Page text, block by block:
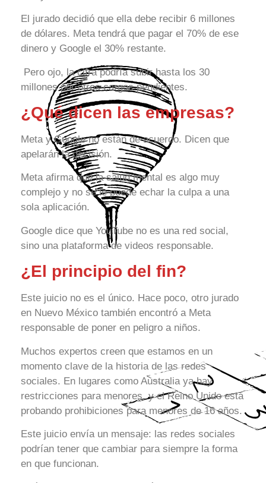
El jurado decidió que ella debe recibir 6 millones
de dólares. Meta tendrá que pagar el 70% de ese
dinero y Google el 30% restante.
Pero ojo, la cifra podría subir hasta los 30
millones por otros cargos pendientes.
¿Qué dicen las empresas?
Meta y Google no están de acuerdo. Dicen que
apelarán la decisión.
Meta afirma que la salud mental es algo muy
complejo y no se le puede echar la culpa a una
sola aplicación.
Google dice que YouTube no es una red social,
sino una plataforma de videos responsable.
¿El principio del fin?
Este juicio no es el único. Hace poco, otro jurado
en Nuevo México también encontró a Meta
responsable de poner en peligro a niños.
Muchos expertos creen que estamos en un
momento clave de la historia de las redes
sociales. En lugares como Australia ya hay
restricciones para menores, y el Reino Unido está
probando prohibiciones para menores de 16 años.
Este juicio envía un mensaje: las redes sociales
podrían tener que cambiar para siempre la forma
en que funcionan.